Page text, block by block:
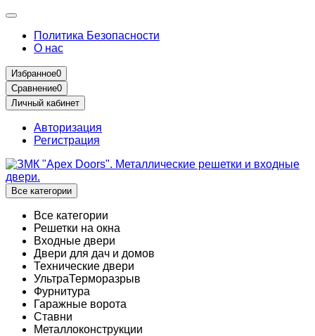
Политика Безопасности
О нас
Избранное0
Сравнение0
Личный кабинет
Авторизация
Регистрация
Все категории
Все категории
Решетки на окна
Входные двери
Двери для дач и домов
Технические двери
УльтраТерморазрыв
Фурнитура
Гаражные ворота
Ставни
Металлоконструкции